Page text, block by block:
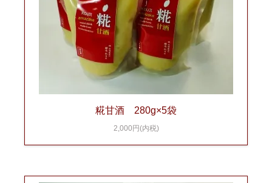
糀甘酒 280g×5袋
2,000円(内税)